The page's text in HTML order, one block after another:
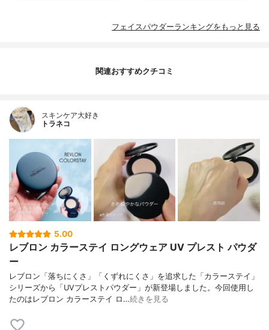
フェイスパウダーランキングをもっと見る
関連おすすめクチコミ
スキンケア大好き
トラネコ
5.00
レブロン カラーステイ ロングウェア UV プレスト パウダ
ー
レブロン「落ちにくさ」「くずれにくさ」を追求した「カラーステイ」
シリーズから「UVプレストパウダー」が新登場しました。今回使用し
たのはレブロン カラーステイ ロ…続きを見る